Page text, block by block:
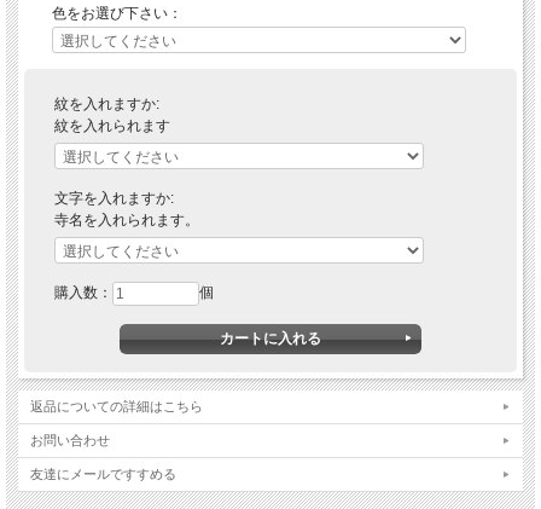
色をお選び下さい：
紋を入れますか:
紋を入れられます
文字を入れますか:
寺名を入れられます。
購入数： 個
返品についての詳細はこちら
お問い合わせ
友達にメールですすめる